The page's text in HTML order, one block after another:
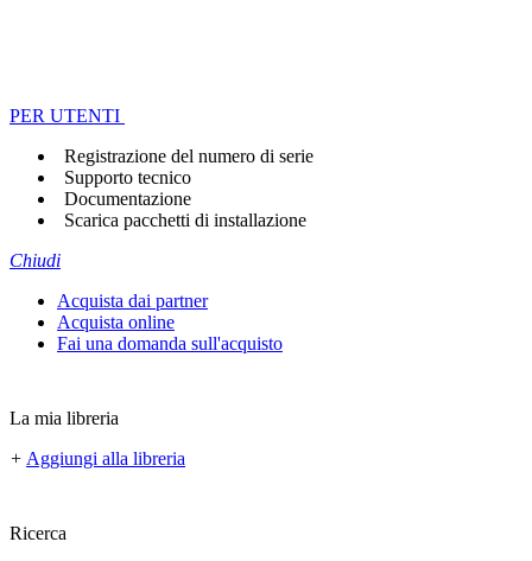
PER UTENTI
Registrazione del numero di serie
Supporto tecnico
Documentazione
Scarica pacchetti di installazione
Chiudi
Acquista dai partner
Acquista online
Fai una domanda sull'acquisto
La mia libreria
+ Aggiungi alla libreria
Ricerca